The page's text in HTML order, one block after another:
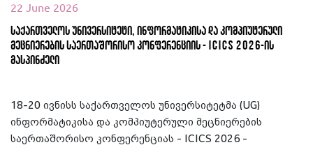
22 June 2026
საქართველოს უნივერსიტეტი, ინფორმატიკისა და კომპიუტერული
მეცნიერების საერთაშორისო კონფერენციის - ICICS 2026-ის
მასპინძელი
18-20 ივნისს საქართველოს უნივერსიტეტმა (UG)
ინფორმატიკისა და კომპიუტერული მეცნიერების
საერთაშორისო კონფერენციას - ICICS 2026 -